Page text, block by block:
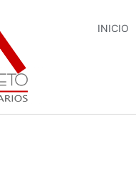
INICIO